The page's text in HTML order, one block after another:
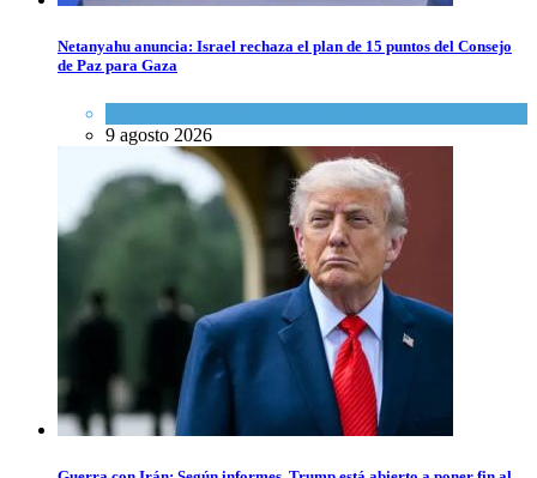
Netanyahu anuncia: Israel rechaza el plan de 15 puntos del Consejo
de Paz para Gaza
9 agosto 2026